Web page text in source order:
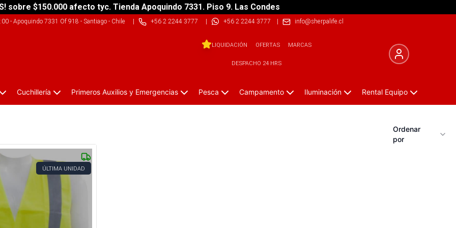
sobre $150.000 afecto tyc. Tienda Apoquindo 7331. Piso 9. Las Condes
- Apoquindo 7331 Of 918 - Santiago - Chile| +56 2 2244 3777 | +56 2 2244 3777 | info@sherpalife.cl
LIQUIDACIÓN OFERTAS MARCAS
DESPACHO 24 HRS
Cuchillería Primeros Auxilios y Emergencias Pesca Campamento Iluminación Rental Equipo
Ordenar
por
ÚLTIMA UNIDAD